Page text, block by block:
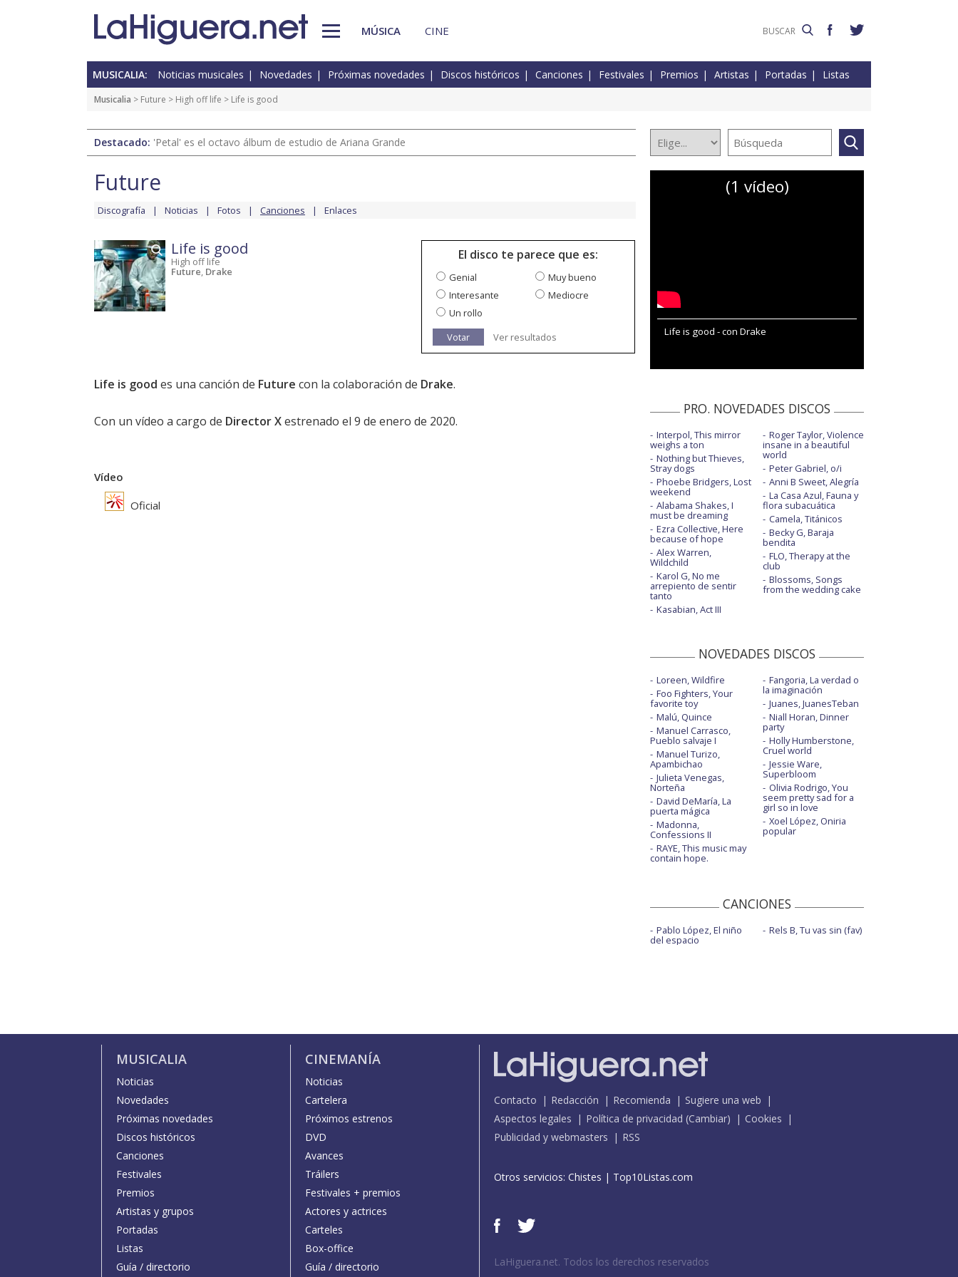
MÚSICA CINE
MUSICALIA: Noticias musicales Novedades Próximas novedades Discos históricos Canciones Festivales Premios Artistas Portadas Listas
Musicalia > Future > High off life > Life is good
Destacado: 'Petal' es el octavo álbum de estudio de Ariana Grande
Future
Discografía Noticias Fotos Canciones Enlaces
Life is good
High off life
Future, Drake
El disco te parece que es:
Genial
Muy bueno
Interesante
Mediocre
Un rollo
Votar
Ver resultados
Life is good es una canción de Future con la colaboración de Drake.
Con un vídeo a cargo de Director Xestrenado el 9 de enero de 2020.
Vídeo
Oficial
(1 vídeo)
Life is good - con Drake
PRO. NOVEDADES DISCOS
Interpol, This mirror
weighs a ton
Nothing but Thieves,
Stray dogs
Phoebe Bridgers, Lost
weekend
Alabama Shakes, I
must be dreaming
Ezra Collective, Here
because of hope
Alex Warren,
Wildchild
Karol G, No me
arrepiento de sentir
tanto
Kasabian, Act III
Roger Taylor, Violence
insane in a beautiful
world
Peter Gabriel, o/i
Anni B Sweet, Alegría
La Casa Azul, Fauna y
flora subacuática
Camela, Titánicos
Becky G, Baraja
bendita
FLO, Therapy at the
club
Blossoms, Songs
from the wedding cake
NOVEDADES DISCOS
Loreen, Wildfire
Foo Fighters, Your
favorite toy
Malú, Quince
Manuel Carrasco,
Pueblo salvaje I
Manuel Turizo,
Apambichao
Julieta Venegas,
Norteña
David DeMaría, La
puerta mágica
Madonna,
Confessions II
RAYE, This music may
contain hope.
Fangoria, La verdad o
la imaginación
Juanes, JuanesTeban
Niall Horan, Dinner
party
Holly Humberstone,
Cruel world
Jessie Ware,
Superbloom
Olivia Rodrigo, You
seem pretty sad for a
girl so in love
Xoel López, Oniria
popular
CANCIONES
Pablo López, El niño
del espacio
Rels B, Tu vas sin (fav)
MUSICALIA
Noticias
Novedades
Próximas novedades
Discos históricos
Canciones
Festivales
Premios
Artistas y grupos
Portadas
Listas
Guía / directorio
CINEMANÍA
Noticias
Cartelera
Próximos estrenos
DVD
Avances
Tráilers
Festivales + premios
Actores y actrices
Carteles
Box-office
Guía / directorio
Contacto Redacción Recomienda
Sugiere una web
Aspectos legales
Política de privacidad (Cambiar)
Cookies
Publicidad y webmasters
RSS
Otros servicios: Chistes | Top10Listas.com
LaHiguera.net. Todos los derechos reservados